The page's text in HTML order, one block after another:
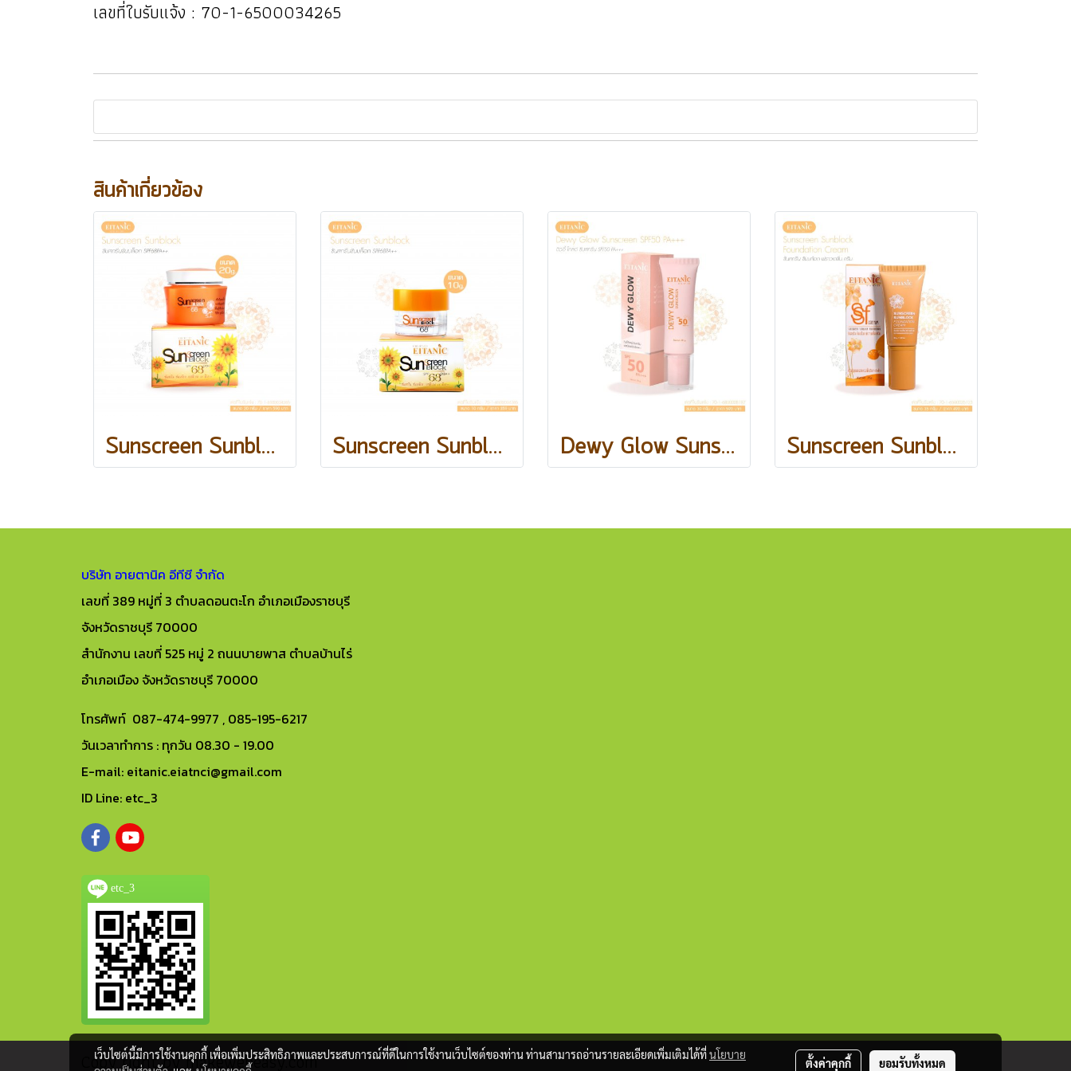
เลขที่ใบรับแจ้ง : 70-1-6500034265
สินค้าเกี่ยวข้อง
Sunscreen Sunblock SPF68PA++ / 20 กรัม Sunscreen Sunblock SPF68PA++ / 10 กรัม Dewy Glow Sunscreen Sunscreen Sunblock Foundation Cream 35 g.
บริษัท อายตานิค อีทีซี จำกัด
เลขที่ 389 หมู่ที่ 3 ตำบลดอนตะโก อำเภอเมืองราชบุรี
จังหวัดราชบุรี 70000
สำนักงาน เลขที่ 525 หมู่ 2 ถนนบายพาส ตำบลบ้านไร่
อำเภอเมือง จังหวัดราชบุรี 70000
โทรศัพท์ 087-474-9977 , 085-195-6217
วันเวลาทำการ : ทุกวัน 08.30 - 19.00
E-mail: eitanic.eiatnci@gmail.com
ID Line: etc_3
etc_3
Copy right by makewebeasy.com
เว็บไซต์นี้มีการใช้งานคุกกี้ เพื่อเพิ่มประสิทธิภาพและประสบการณ์ที่ดีในการใช้งานเว็บไซต์ของท่าน ท่านสามารถอ่านรายละเอียดเพิ่มเติมได้ที่นโยบาย
ตั้งค่าคุกกี้ ยอมรับทั้งหมด